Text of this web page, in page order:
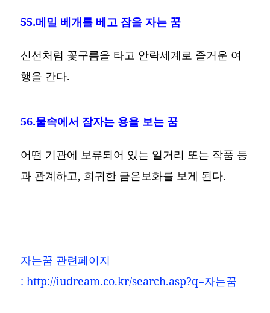
55.메밀 베개를 베고 잠을 자는 꿈
신선처럼 꽃구름을 타고 안락세계로 즐거운 여
행을 간다.
56.물속에서 잠자는 용을 보는 꿈
어떤 기관에 보류되어 있는 일거리 또는 작품 등
과 관계하고, 희귀한 금은보화를 보게 된다.
자는꿈 관련페이지
:http://iudream.co.kr/search.asp?q=자는꿈